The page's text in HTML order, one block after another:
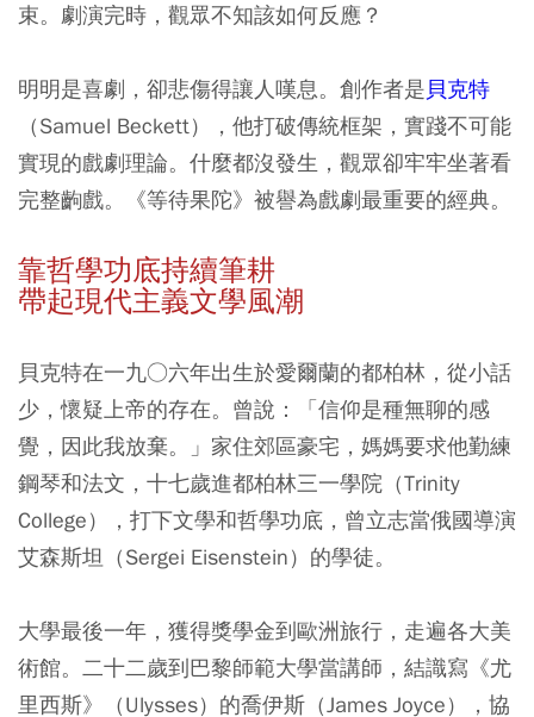
束。劇演完時，觀眾不知該如何反應？
明明是喜劇，卻悲傷得讓人嘆息。創作者是貝克特
（Samuel Beckett），他打破傳統框架，實踐不可能
實現的戲劇理論。什麼都沒發生，觀眾卻牢牢坐著看
完整齣戲。《等待果陀》被譽為戲劇最重要的經典。
靠哲學功底持續筆耕
帶起現代主義文學風潮
貝克特在一九○六年出生於愛爾蘭的都柏林，從小話
少，懷疑上帝的存在。曾說：「信仰是種無聊的感
覺，因此我放棄。」家住郊區豪宅，媽媽要求他勤練
鋼琴和法文，十七歲進都柏林三一學院（Trinity
College），打下文學和哲學功底，曾立志當俄國導演
艾森斯坦（Sergei Eisenstein）的學徒。
大學最後一年，獲得獎學金到歐洲旅行，走遍各大美
術館。二十二歲到巴黎師範大學當講師，結識寫《尤
里西斯》（Ulysses）的喬伊斯（James Joyce），協